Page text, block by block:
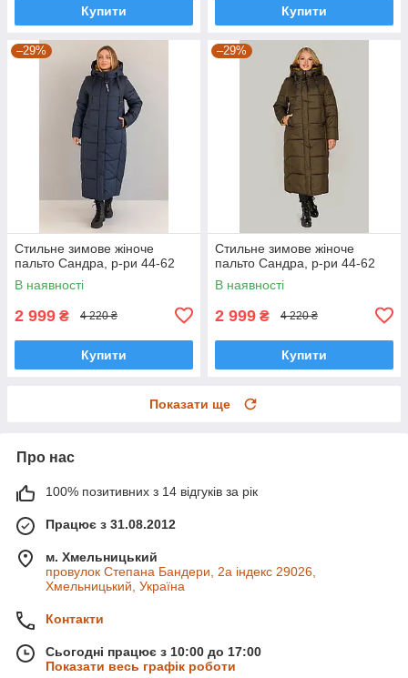
Купити Купити
–29%
Стильне зимове жіноче
пальто Сандра, р-ри 44-62
В наявності
2 999 ₴ 4 220 ₴
Купити
–29%
Стильне зимове жіноче
пальто Сандра, р-ри 44-62
В наявності
2 999 ₴ 4 220 ₴
Купити
Показати ще
Про нас
100% позитивних з 14 відгуків за рік
Працює з 31.08.2012
м. Хмельницький
провулок Степана Бандери, 2a індекс 29026,
Хмельницький, Україна
Контакти
Сьогодні працює з 10:00 до 17:00
Показати весь графік роботи